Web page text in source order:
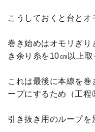
こうしておくと台とオ
巻き始めはオモリぎり
き余り糸を10㎝以上取
これは最後に本線を
ープにするため（工
引き抜き用のループを